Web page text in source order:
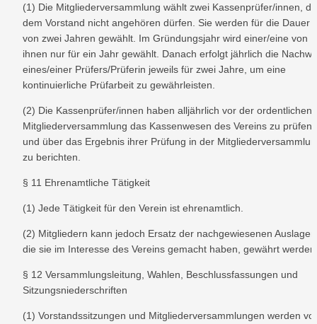
(1) Die Mitgliederversammlung wählt zwei Kassenprüfer/innen,
dem Vorstand nicht angehören dürfen. Sie werden für die Dauer
von zwei Jahren gewählt. Im Gründungsjahr wird einer/eine von
ihnen nur für ein Jahr gewählt. Danach erfolgt jährlich die
eines/einer Prüfers/Prüferin jeweils für zwei Jahre, um eine
kontinuierliche Prüfarbeit zu gewährleisten.
(2) Die Kassenprüfer/innen haben alljährlich vor der ordentlichen
Mitgliederversammlung das Kassenwesen des Vereins zu prüfen
und über das Ergebnis ihrer Prüfung in der
zu berichten.
§ 11 Ehrenamtliche Tätigkeit
(1) Jede Tätigkeit für den Verein ist ehrenamtlich.
(2) Mitgliedern kann jedoch Ersatz der nachgewiesenen
die sie im Interesse des Vereins gemacht haben, gewährt
§ 12 Versammlungsleitung, Wahlen, Beschlussfassungen und
Sitzungsniederschriften
(1) Vorstandssitzungen und Mitgliederversammlungen werden